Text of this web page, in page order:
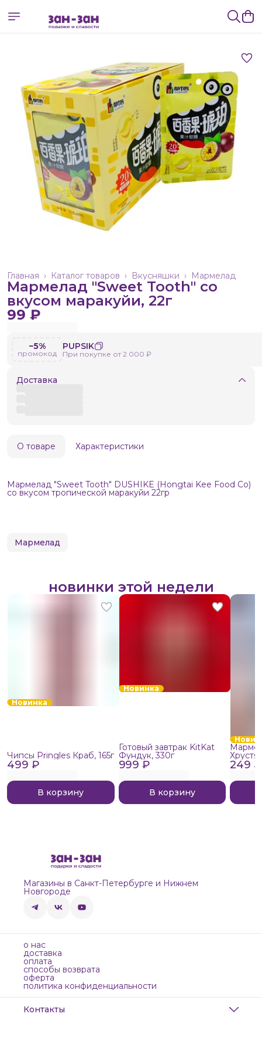
Мармелад
Вкусняшки ›
Каталог товаров ›
Главная ›
Мармелад "Sweet Tooth" со
вкусом маракуйи, 22г
99 ₽
−5%
промокод
PUPSIK
При покупке от 2 000 ₽
Доставка
О товаре Характеристики
Мармелад "Sweet Tooth" DUSHIKE (Hongtai Kee Food Co)
со вкусом тропической маракуйи 22гр
Мармелад
новинки этой недели
Новинка
499 ₽
Чипсы Pringles Краб, 165г
В корзину
Новинка
999 ₽
Готовый завтрак KitKat
Фундук, 330г
В корзину
249 ₽
Магазины в Санкт-Петербурге и Нижнем
Новгороде
о нас
доставка
оплата
способы возврата
оферта
политика конфиденциальности
Контакты